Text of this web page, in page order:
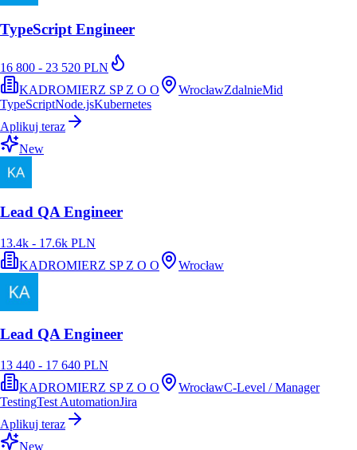
TypeScript Engineer
16 800 - 23 520 PLN
KADROMIERZ SP Z O O
WrocławZdalnieMid
TypeScriptNode.jsKubernetes
Aplikuj teraz
New
Lead QA Engineer
13.4k - 17.6k PLN
KADROMIERZ SP Z O O
Wrocław
Lead QA Engineer
13 440 - 17 640 PLN
KADROMIERZ SP Z O O
WrocławC-Level / Manager
TestingTest AutomationJira
Aplikuj teraz
New